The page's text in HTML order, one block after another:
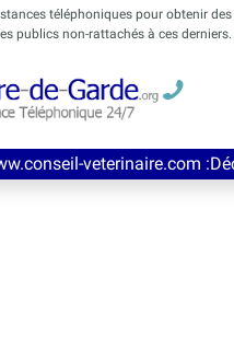
téléphoniques pour obtenir
publics non-rattachés à ces derniers.
:Découvrez ce